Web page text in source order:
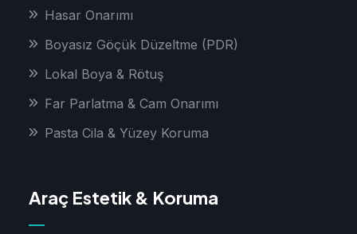
Hasar Onarımı
Boyasız Göçük Düzeltme (PDR)
Lokal Boya & Rötuş
Far Parlatma & Cam Onarımı
Pasta Cila & Yüzey Koruma
Araç Estetik & Koruma